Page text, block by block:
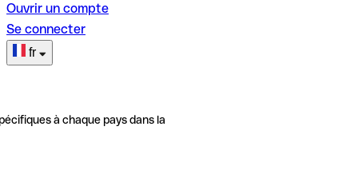
Ouvrir un compte
Se connecter
fr
à chaque pays dans la